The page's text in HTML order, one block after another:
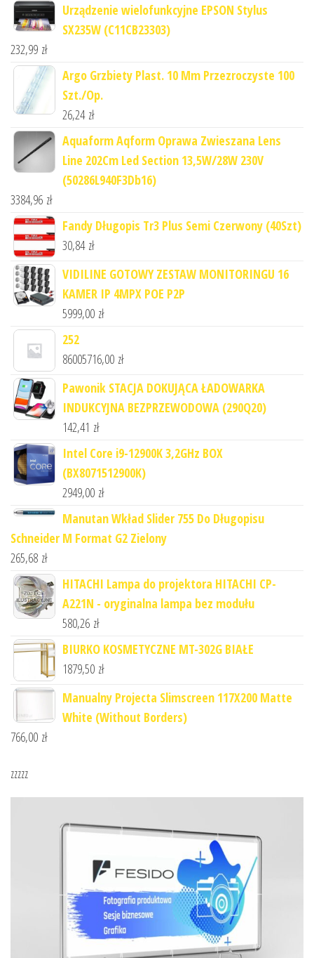
Urządzenie wielofunkcyjne EPSON Stylus
SX235W (C11CB23303)
232,99 zł
Argo Grzbiety Plast. 10 Mm Przezroczyste 100
Szt./Op.
26,24 zł
Aquaform Aqform Oprawa Zwieszana Lens
Line 202Cm Led Section 13,5W/28W 230V
(50286L940F3Db16)
3384,96 zł
Fandy Długopis Tr3 Plus Semi Czerwony (40Szt)
30,84 zł
VIDILINE GOTOWY ZESTAW MONITORINGU 16
KAMER IP 4MPX POE P2P
5999,00 zł
252
86005716,00 zł
Pawonik STACJA DOKUJĄCA ŁADOWARKA
INDUKCYJNA BEZPRZEWODOWA (290Q20)
142,41 zł
Intel Core i9-12900K 3,2GHz BOX
(BX8071512900K)
2949,00 zł
Manutan Wkład Slider 755 Do Długopisu
Schneider M Format G2 Zielony
265,68 zł
HITACHI Lampa do projektora HITACHI CP-
A221N - oryginalna lampa bez modułu
580,26 zł
BIURKO KOSMETYCZNE MT-302G BIAŁE
1879,50 zł
Manualny Projecta Slimscreen 117X200 Matte
White (Without Borders)
766,00 zł
zzzzz